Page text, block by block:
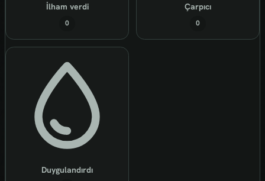
İlham verdi
0
Çarpıcı
0
Duygulandırdı